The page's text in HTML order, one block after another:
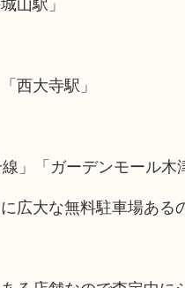
西大寺駅」
」「ガーデンモール木
広大な無料駐車場ある